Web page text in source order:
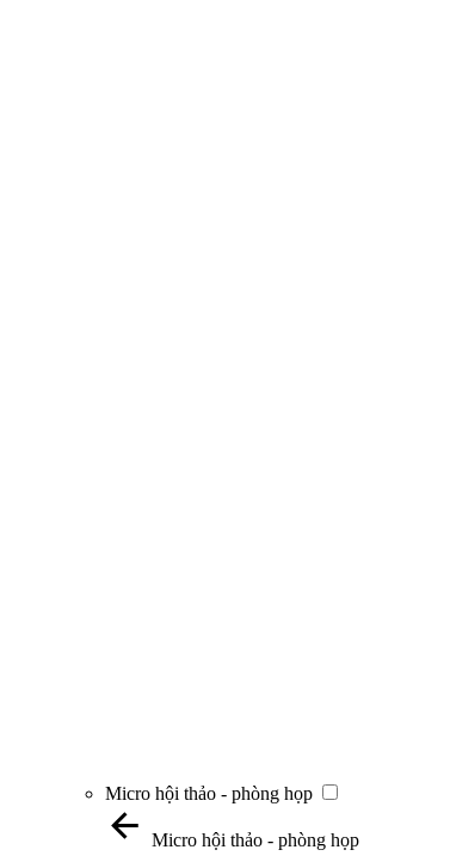
Micro hội thảo - phòng họp
Micro hội thảo - phòng họp